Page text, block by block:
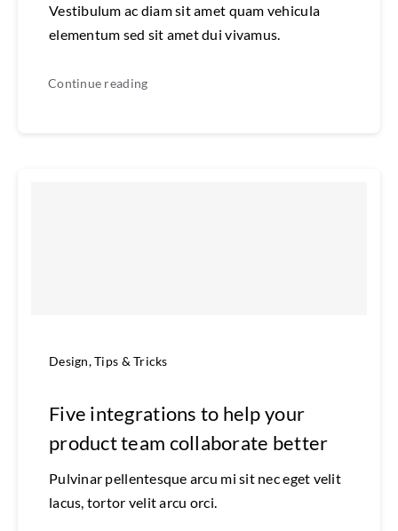
Vestibulum ac diam sit amet quam vehicula
elementum sed sit amet dui vivamus.
Continue reading
Design,Tips & Tricks
Five integrations to help your
product team collaborate better
Pulvinar pellentesque arcu mi sit nec eget velit
lacus, tortor velit arcu orci.